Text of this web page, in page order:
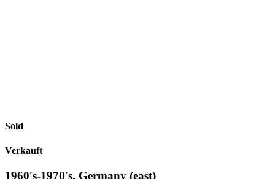
Sold
Verkauft
1960′s-1970′s, Germany (east)